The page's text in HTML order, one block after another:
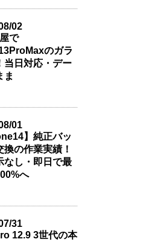
02
で
のガラ
当日対応・デー
ま
01
】純正バッ
換の作業実績！
なし・即日で最
へ
31
12.9 3世代の本